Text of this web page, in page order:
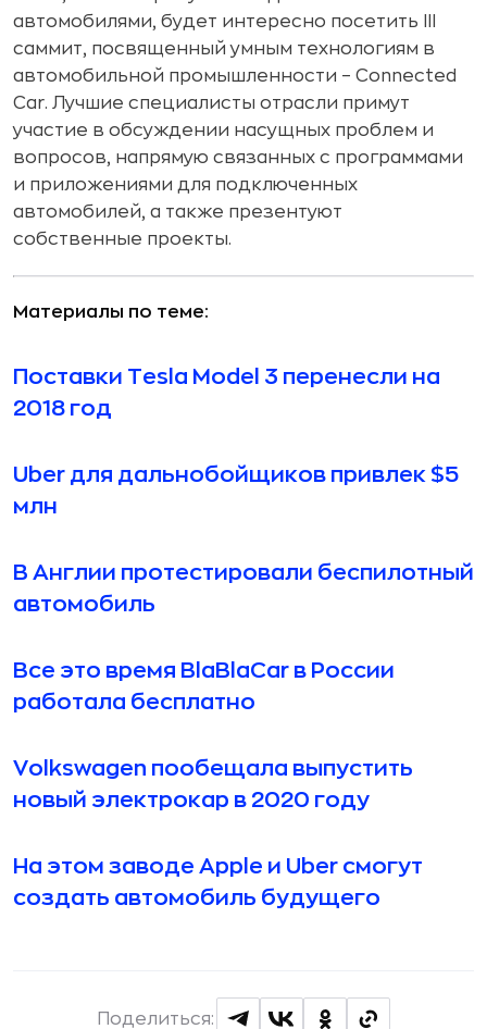
автомобилями, будет интересно посетить III
саммит, посвященный умным технологиям в
автомобильной промышленности – Connected
Car. Лучшие специалисты отрасли примут
участие в обсуждении насущных проблем и
вопросов, напрямую связанных с программами
и приложениями для подключенных
автомобилей, а также презентуют
собственные проекты.
Материалы по теме:
Поставки Tesla Model 3 перенесли на
2018 год
Uber для дальнобойщиков привлек $5
млн
В Англии протестировали беспилотный
автомобиль
Все это время BlaBlaCar в России
работала бесплатно
Volkswagen пообещала выпустить
новый электрокар в 2020 году
На этом заводе Apple и Uber смогут
создать автомобиль будущего
Поделиться: